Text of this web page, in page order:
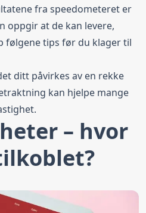
fra speedometeret er
oppgir at de kan levere,
følgene tips før du klager til
ditt påvirkes av en rekke
kan hjelpe mange
– hvor